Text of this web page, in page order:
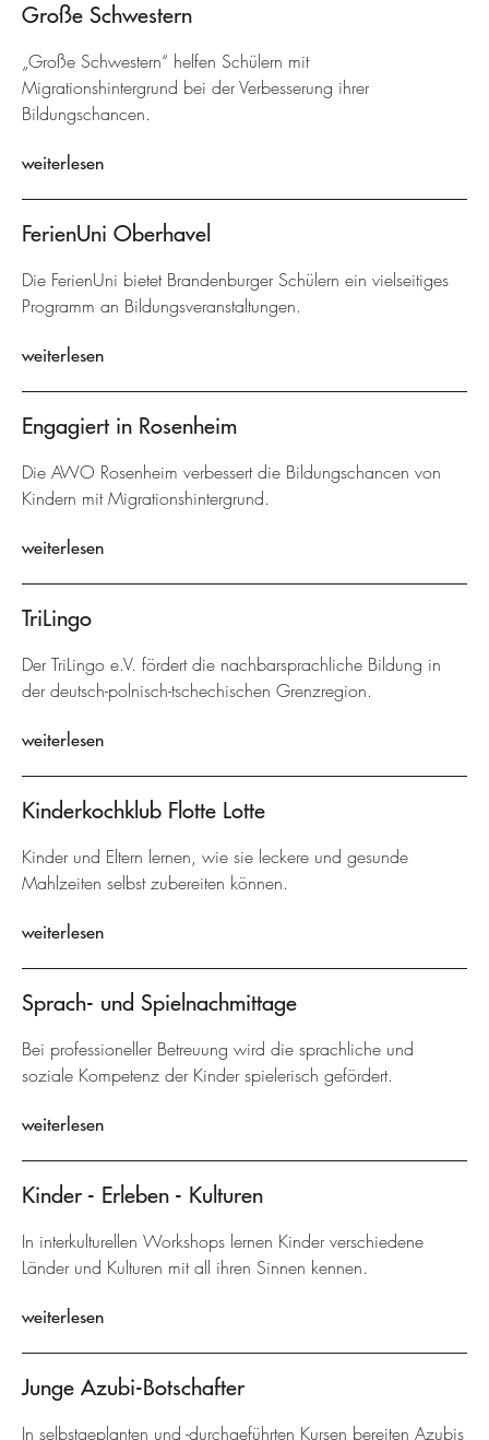
Große Schwestern
„Große Schwestern“ helfen Schülern mit
Migrationshintergrund bei der Verbesserung ihrer
Bildungschancen.
weiterlesen
FerienUni Oberhavel
Die FerienUni bietet Brandenburger Schülern ein vielseitiges
Programm an Bildungsveranstaltungen.
weiterlesen
Engagiert in Rosenheim
Die AWO Rosenheim verbessert die Bildungschancen von
Kindern mit Migrationshintergrund.
weiterlesen
TriLingo
Der TriLingo e.V. fördert die nachbarsprachliche Bildung in
der deutsch-polnisch-tschechischen Grenzregion.
weiterlesen
Kinderkochklub Flotte Lotte
Kinder und Eltern lernen, wie sie leckere und gesunde
Mahlzeiten selbst zubereiten können.
weiterlesen
Sprach- und Spielnachmittage
Bei professioneller Betreuung wird die sprachliche und
soziale Kompetenz der Kinder spielerisch gefördert.
weiterlesen
Kinder - Erleben - Kulturen
In interkulturellen Workshops lernen Kinder verschiedene
Länder und Kulturen mit all ihren Sinnen kennen.
weiterlesen
Junge Azubi-Botschafter
In selbstgeplanten und -durchgeführten Kursen bereiten Azubis